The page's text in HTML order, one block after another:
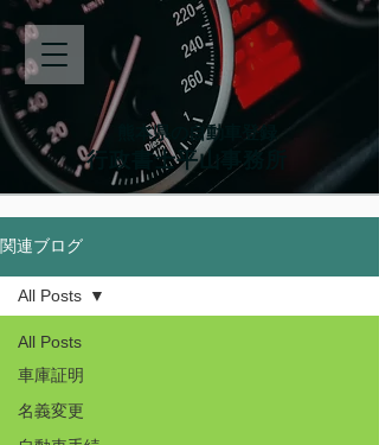
熊本県の自動車登録
行政書士平山事務所
関連ブログ
All Posts
車庫証明
名義変更
All Posts